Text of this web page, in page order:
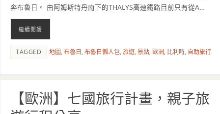
奔布魯日。 由阿姆斯特丹南下的THALYS高速鐵路目前只有從A…
繼續閱讀
TAGGED 地圖,布魯日,布魯日懶人包,旅遊,景點,歐洲, 比利時, 自助旅行
【歐洲】七國旅行計畫，親子旅